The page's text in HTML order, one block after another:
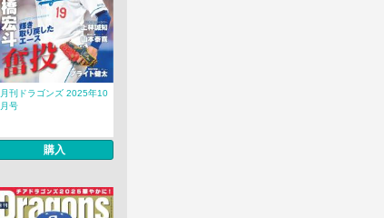
月刊ドラゴンズ 2025年10
月号
購入